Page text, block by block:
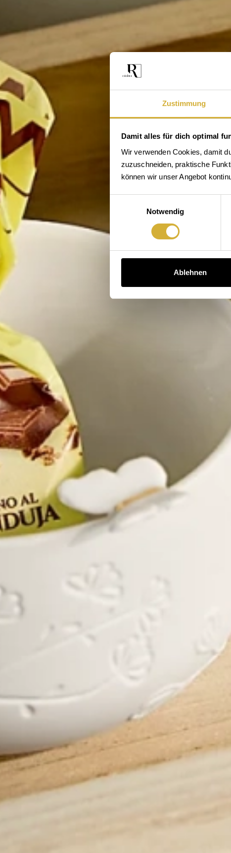
Zustimmung
Damit alles für dich optimal
Wir verwenden Cookies, damit
zuzuschneiden, praktische
können wir unser Angebot
Notwendig
Ablehnen